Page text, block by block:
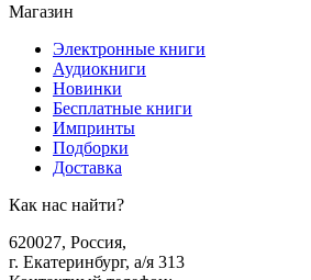
Магазин
Электронные книги
Аудиокниги
Новинки
Бесплатные книги
Импринты
Подборки
Доставка
Как нас найти?
620027, Россия,
г. Екатеринбург, а/я 313